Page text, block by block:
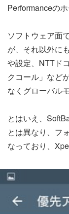
Performanceの
ソフトウェア面
が、それ以外に
や設定、NTTド
クコール」など
なくグローバル
とはいえ、
とは異なり、フ
なっており、